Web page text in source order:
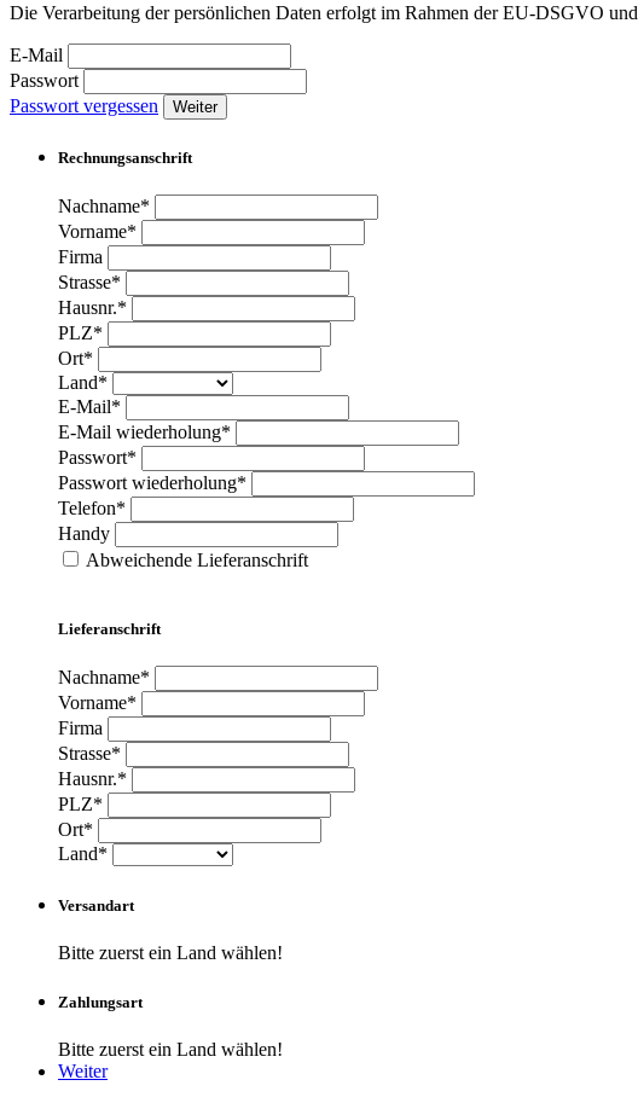
Die Verarbeitung der persönlichen Daten erfolgt im Rahmen der EU-DSGVO
E-Mail
Passwort
Passwort vergessen
Weiter
Rechnungsanschrift
Nachname*
Vorname*
Firma
Strasse*
Hausnr.*
PLZ*
Ort*
Land*
E-Mail*
E-Mail wiederholung*
Passwort*
Passwort wiederholung*
Telefon*
Handy
Abweichende Lieferanschrift
Lieferanschrift
Nachname*
Vorname*
Firma
Strasse*
Hausnr.*
PLZ*
Ort*
Land*
Versandart
Bitte zuerst ein Land wählen!
Zahlungsart
Bitte zuerst ein Land wählen!
Weiter